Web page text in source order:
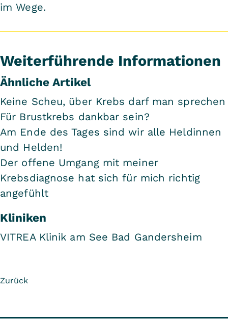
im Wege.
Weiterführende Informationen
Ähnliche Artikel
Keine Scheu, über Krebs darf man sprechen
Für Brustkrebs dankbar sein?
Am Ende des Tages sind wir alle Heldinnen
und Helden!
Der offene Umgang mit meiner
Krebsdiagnose hat sich für mich richtig
angefühlt
Kliniken
VITREA Klinik am See Bad Gandersheim
Zurück